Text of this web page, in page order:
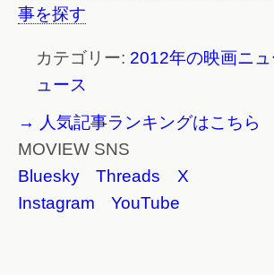
事を探す
カテゴリー: 2012年の映画ニュ
ュース
→ 人気記事ランキングはこちら
MOVIEW SNS
Bluesky
Threads
X
Instagram
YouTube